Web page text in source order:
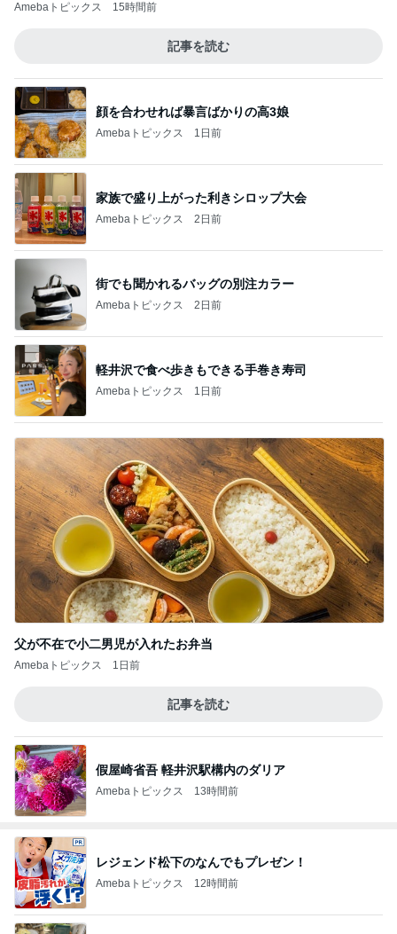
Amebaトピックス 15時間前
記事を読む
顔を合わせれば暴言ばかりの高3娘
Amebaトピックス 1日前
家族で盛り上がった利きシロップ大会
Amebaトピックス 2日前
街でも聞かれるバッグの別注カラー
Amebaトピックス 2日前
軽井沢で食べ歩きもできる手巻き寿司
Amebaトピックス 1日前
父が不在で小二男児が入れたお弁当
Amebaトピックス 1日前
記事を読む
假屋崎省吾 軽井沢駅構内のダリア
Amebaトピックス 13時間前
レジェンド松下のなんでもプレゼン！
Amebaトピックス 12時間前